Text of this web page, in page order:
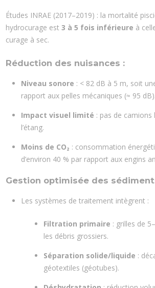
Études INRAE (2017–2019) : la mortalité
hydrocurage est3 à 5 fois inférieure à
curage à sec.
Réduction des nuisances :
Niveau sonore : < 82 dB à 5 m, soit
rapport aux pelles mécaniques (≈ 95 dB).
Impact visuel limité : pas de camions
l’étang.
Moins de CO₂ : consommation
d’environ 40 % par rapport aux engins
Gestion optimisée des
Les systèmes de traitement intègrent :
Filtration primaire : grilles de
les débris grossiers.
Séparation solide/liquide :
géotextiles (géotubes).